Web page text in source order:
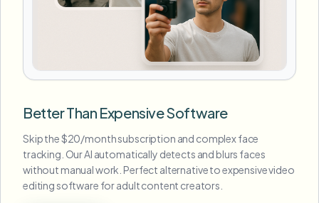
Better Than Expensive Software
Skip the $20/month subscription and complex face
tracking. Our AI automatically detects and blurs faces
without manual work. Perfect alternative to expensive video
editing software for adult content creators.